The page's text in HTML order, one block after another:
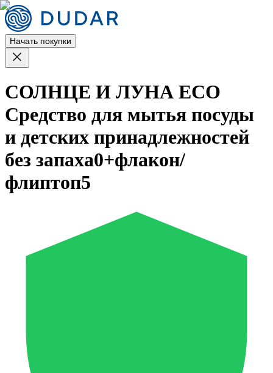
Начать покупки
СОЛНЦЕ И ЛУНА ECO
Средство для мытья посуды
и детских принадлежностей
без запаха0+флакон/
флиптоп5